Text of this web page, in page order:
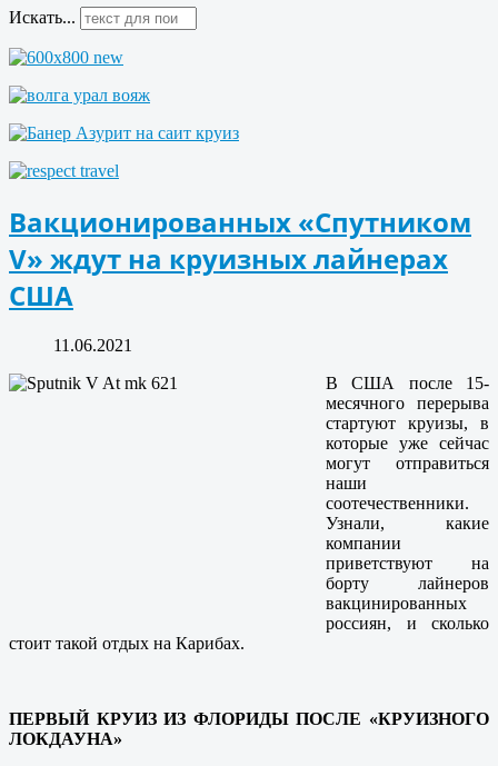
Искать...
Вакционированных «Спутником
V» ждут на круизных лайнерах
США
11.06.2021
В США после 15-
месячного перерыва
стартуют круизы, в
которые уже сейчас
могут отправиться
наши
соотечественники.
Узнали, какие
компании
приветствуют на
борту лайнеров
вакцинированных
россиян, и сколько
стоит такой отдых на Карибах.
ПЕРВЫЙ КРУИЗ ИЗ ФЛОРИДЫ ПОСЛЕ «КРУИЗНОГО
ЛОКДАУНА»